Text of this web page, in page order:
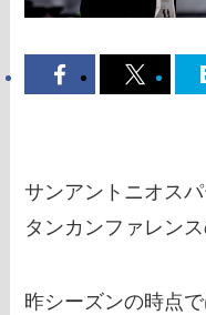
サンアントニオス
タンカンファレン
昨シーズンの時点